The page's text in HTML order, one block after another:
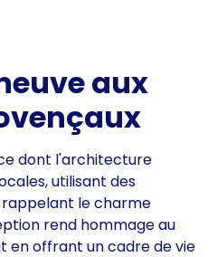
aux
dont l'architecture
utilisant des
le charme
rend hommage au
en offrant un cadre de vie